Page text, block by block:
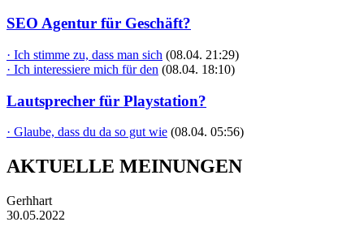
SEO Agentur für Geschäft?
· Ich stimme zu, dass man sich (08.04. 21:29)
· Ich interessiere mich für den (08.04. 18:10)
Lautsprecher für Playstation?
· Glaube, dass du da so gut wie (08.04. 05:56)
AKTUELLE MEINUNGEN
Gerhhart
30.05.2022